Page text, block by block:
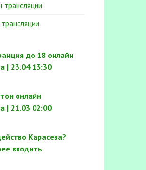
до 18 онлайн
| 23.04 13:30
онлайн
| 21.03 02:00
Карасева?
вводить